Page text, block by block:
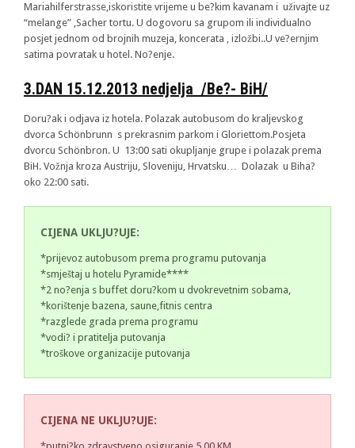
Mariahilferstrasse,iskoristite vrijeme u be?kim kavanam i uživajte uz
“melange” ,Sacher tortu. U dogovoru sa grupom ili individualno
posjet jednom od brojnih muzeja, koncerata , izložbi..U ve?ernjim
satima povratak u hotel. No?enje.
3.DAN 15.12.2013 nedjelja /Be?- BiH/
Doru?ak i odjava iz hotela. Polazak autobusom do kraljevskog
dvorca Schönbrunn s prekrasnim parkom i Gloriettom.Posjeta
dvorcu Schönbron. U 13:00 sati okupljanje grupe i polazak prema
BiH. Vožnja kroza Austriju, Sloveniju, Hrvatsku… Dolazak u Biha?
oko 22:00 sati.
CIJENA UKLJU?UJE:
*prijevoz autobusom prema programu putovanja
*smještaj u hotelu Pyramide****
*2 no?enja s buffet doru?kom u dvokrevetnim sobama,
*korištenje bazena, saune,fitnis centra
*razglede grada prema programu
*vodi? i pratitelja putovanja
*troškove organizacije putovanja
CIJENA NE UKLJU?UJE: